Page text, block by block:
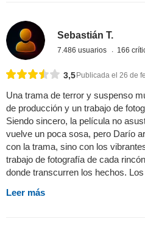
Sebastián T.
7.486 usuarios 166
3,5 Publicada el 26 de
Una trama de terror y suspenso
de producción y un trabajo de
Siendo sincero, la película no
vuelve un poca sosa, pero Darío
con la trama, sino con los
trabajo de fotografía de cada
donde transcurren los hechos.
Leer más